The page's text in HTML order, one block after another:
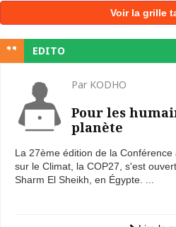
Voir la grille
EDITO
Par KODHO
Pour les
planète
La 27ème édition de la
sur le Climat, la COP27, s'est
Sharm El Sheikh, en Égypte. ...